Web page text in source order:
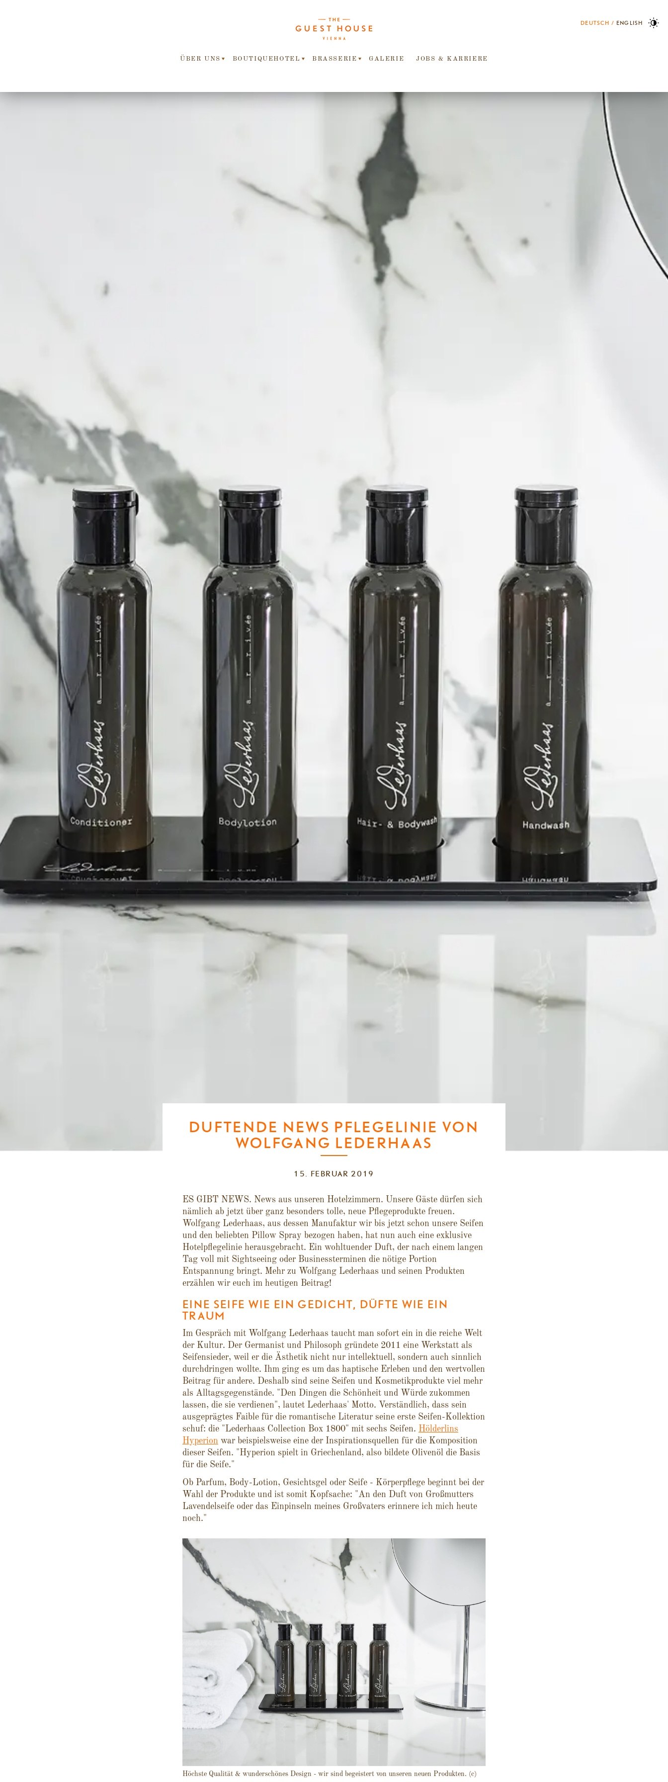
DEUTSCH ENGLISH
ÜBER UNS BOUTIQUEHOTEL BRASSERIE GALERIE JOBS & KARRIERE
DUFTENDE NEWS PFLEGELINIE VON
WOLFGANG LEDERHAAS
15. FEBRUAR 2019
ES GIBT NEWS. News aus unseren Hotelzimmern. Unsere Gäste dürfen sich
nämlich ab jetzt über ganz besonders tolle, neue Pflegeprodukte freuen.
Wolfgang Lederhaas, aus dessen Manufaktur wir bis jetzt schon unsere Seifen
und den beliebten Pillow Spray bezogen haben, hat nun auch eine exklusive
Hotelpflegelinie herausgebracht. Ein wohltuender Duft, der nach einem langen
Tag voll mit Sightseeing oder Businessterminen die nötige Portion
Entspannung bringt. Mehr zu Wolfgang Lederhaas und seinen Produkten
erzählen wir euch im heutigen Beitrag!
EINE SEIFE WIE EIN GEDICHT, DÜFTE WIE EIN
TRAUM
Im Gespräch mit Wolfgang Lederhaas taucht man sofort ein in die reiche Welt
der Kultur. Der Germanist und Philosoph gründete 2011 eine Werkstatt als
Seifensieder, weil er die Ästhetik nicht nur intellektuell, sondern auch sinnlich
durchdringen wollte. Ihm ging es um das haptische Erleben und den wertvollen
Beitrag für andere. Deshalb sind seine Seifen und Kosmetikprodukte viel mehr
als Alltagsgegenstände. "Den Dingen die Schönheit und Würde zukommen
lassen, die sie verdienen", lautet Lederhaas' Motto. Verständlich, dass sein
ausgeprägtes Faible für die romantische Literatur seine erste Seifen-Kollektion
schuf: die "Lederhaas Collection Box 1800" mit sechs Seifen. Hölderlins
Hyperion war beispielsweise eine der Inspirationsquellen für die Komposition
dieser Seifen. "Hyperion spielt in Griechenland, also bildete Olivenöl die Basis
für die Seife."
Ob Parfum, Body-Lotion, Gesichtsgel oder Seife - Körperpflege beginnt bei der
Wahl der Produkte und ist somit Kopfsache: "An den Duft von Großmutters
Lavendelseife oder das Einpinseln meines Großvaters erinnere ich mich heute
noch."
Höchste Qualität & wunderschönes Design - wir sind begeistert von unseren neuen Produkten. (c)